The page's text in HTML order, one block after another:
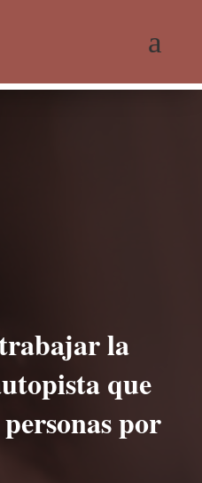
a
la
que
por